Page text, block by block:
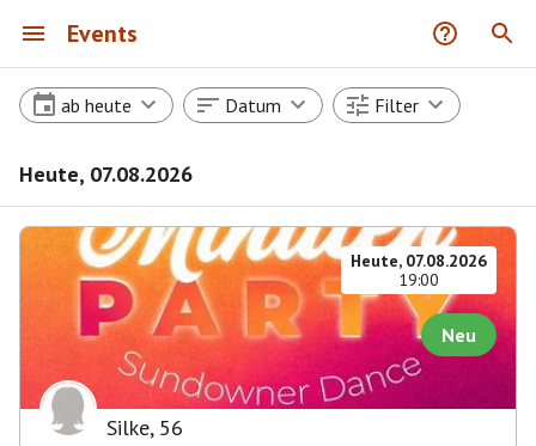
Events
ab heute Datum Filter
Heute, 07.08.2026
Heute, 07.08.2026
19:00
Neu
Silke, 56